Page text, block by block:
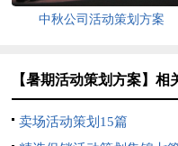
中秋公司活动策划方案
【暑期活动策划方案】相
卖场活动策划15篇